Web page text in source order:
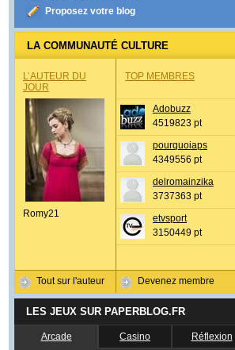
Proposez votre blog
LA COMMUNAUTÉ CULTURE
L’AUTEUR DU
JOUR
Romy21
Tout sur l'auteur
TOP MEMBRES
Adobuzz
4519823 pt
pourquoiaps
4349556 pt
delromainzika
3737363 pt
etvsport
3150449 pt
Devenez membre
LES JEUX SUR PAPERBLOG.FR
Arcade Casino Réflexion